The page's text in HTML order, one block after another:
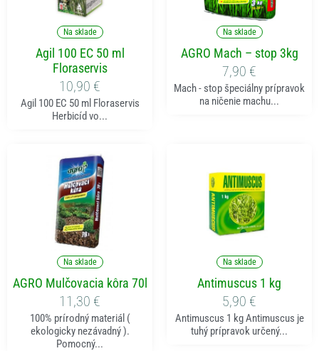
Pridať do košíka
Na sklade
Agil 100 EC 50 ml
Floraservis
10,90 €
Agil 100 EC 50 ml Floraservis
Herbicíd vo...
Pridať do košíka
Na sklade
AGRO Mach – stop 3kg
7,90 €
Mach - stop špeciálny prípravok
na ničenie machu...
Pridať do košíka
Na sklade
AGRO Mulčovacia kôra 70l
11,30 €
100% prírodný materiál (
ekologicky nezávadný ).
Pomocný...
Na sklade
Antimuscus 1 kg
5,90 €
Antimuscus 1 kg Antimuscus je
tuhý prípravok určený...